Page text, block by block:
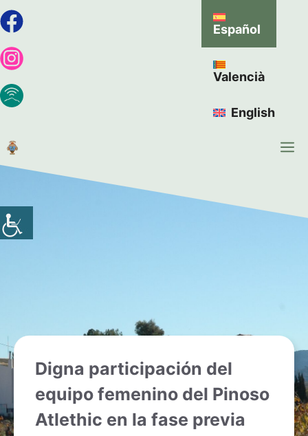
Español
Valencià
English
Digna participación del
equipo femenino del Pinoso
Atlethic en la fase previa